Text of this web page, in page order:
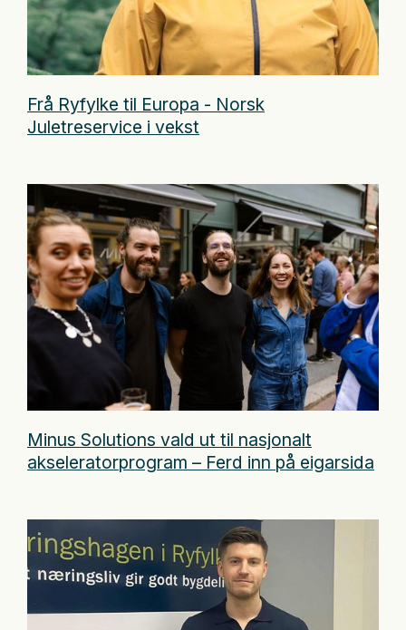
Frå Ryfylke til Europa - Norsk
Juletreservice i vekst
Minus Solutions vald ut til nasjonalt
akseleratorprogram – Ferd inn på eigarsida